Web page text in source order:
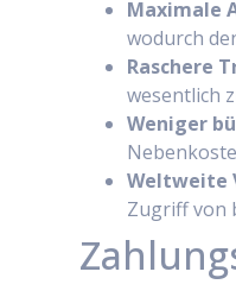
Maximale
wodurch
Raschere
wesentlich
Weniger
Weltweite
Zugriff von